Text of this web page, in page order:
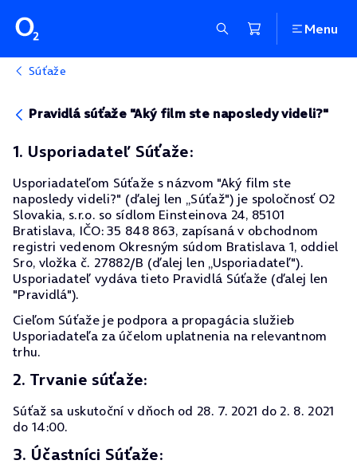
Menu
Súťaže
Pravidlá súťaže "Aký film ste naposledy videli?"
1. Usporiadateľ Súťaže:
Usporiadateľom Súťaže s názvom "Aký film ste
naposledy videli?" (ďalej len „Súťaž") je spoločnosť O2
Slovakia, s.r.o. so sídlom Einsteinova 24, 85101
Bratislava, IČO: 35 848 863, zapísaná v obchodnom
registri vedenom Okresným súdom Bratislava 1, oddiel
Sro, vložka č. 27882/B (ďalej len „Usporiadateľ").
Usporiadateľ vydáva tieto Pravidlá Súťaže (ďalej len
"Pravidlá").
Cieľom Súťaže je podpora a propagácia služieb
Usporiadateľa za účelom uplatnenia na relevantnom
trhu.
2. Trvanie súťaže:
Súťaž sa uskutoční v dňoch od 28. 7. 2021 do 2. 8. 2021
do 14:00.
3. Účastníci Súťaže: